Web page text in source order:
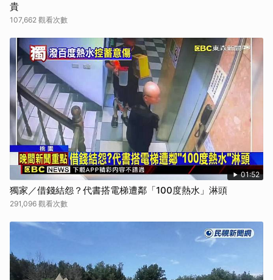
貴
107,662 觀看次數
01:52
獨家／借錢結怨？代書搭電梯遭鄰「100度熱水」淋頭
291,096 觀看次數